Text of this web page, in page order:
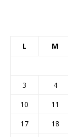
L M
3
4
10
11
17
18